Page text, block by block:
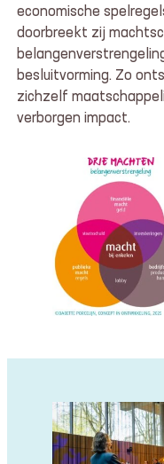
economische
doorbreekt zij
besluitvorming. Zo
zichzelf
verborgen impact.